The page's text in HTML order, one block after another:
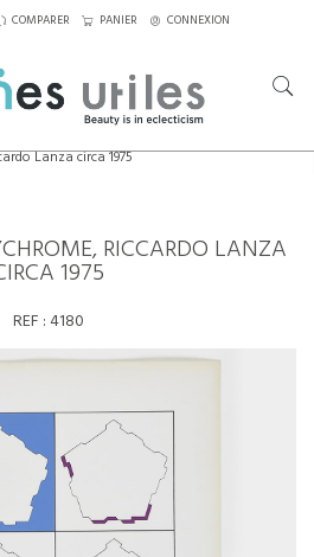
COMPARER PANIER CONNEXION
Lanza circa 1975
RICCARDO LANZA
1975
REF :4180